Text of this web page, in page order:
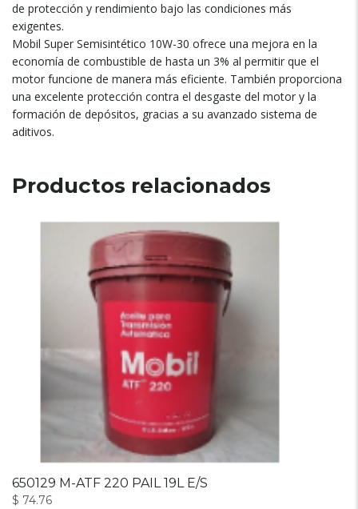
de protección y rendimiento bajo las condiciones más
exigentes.
Mobil Super Semisintético 10W-30 ofrece una mejora en la
economía de combustible de hasta un 3% al permitir que el
motor funcione de manera más eficiente. También proporciona
una excelente protección contra el desgaste del motor y la
formación de depósitos, gracias a su avanzado sistema de
aditivos.
Productos relacionados
650129 M-ATF 220 PAIL 19L E/S
$ 74.76